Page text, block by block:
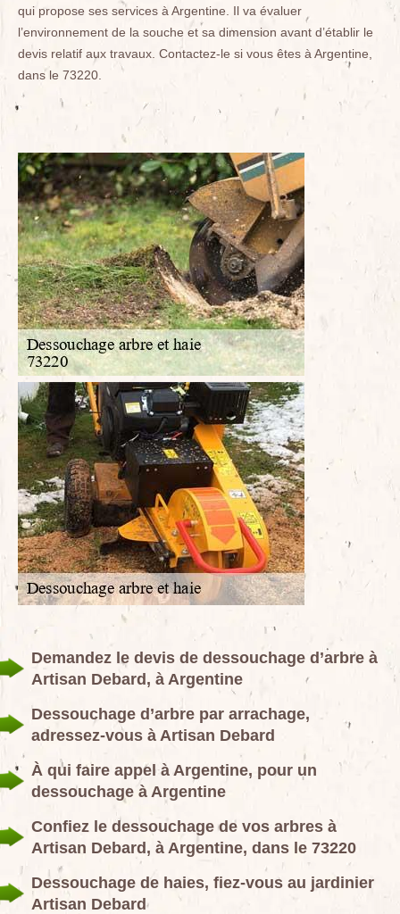
qui propose ses services à Argentine. Il va évaluer
l’environnement de la souche et sa dimension avant d’établir le
devis relatif aux travaux. Contactez-le si vous êtes à Argentine,
dans le 73220.
Demandez le devis de dessouchage d’arbre à
Artisan Debard, à Argentine
Dessouchage d’arbre par arrachage,
adressez-vous à Artisan Debard
À qui faire appel à Argentine, pour un
dessouchage à Argentine
Confiez le dessouchage de vos arbres à
Artisan Debard, à Argentine, dans le 73220
Dessouchage de haies, fiez-vous au jardinier
Artisan Debard